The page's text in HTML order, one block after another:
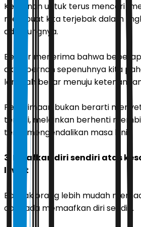
Keinginan untuk terus mencari
membuat kita terjebak dalam
ada ujungnya.
Belajar menerima bahwa
akan pernah sepenuhnya kita
langkah besar menuju
Penerimaan bukan berarti
terjadi, melainkan berhenti
terus mengendalikan masa kini.
3. Maafkan diri sendiri atas
lewat
Banyak orang lebih mudah
daripada memaafkan diri sendiri.